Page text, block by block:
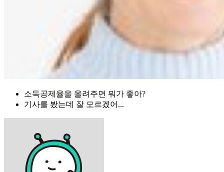
소득공제율을 올려주면 뭐가 좋아?
기사를 봤는데 잘 모르겠어...